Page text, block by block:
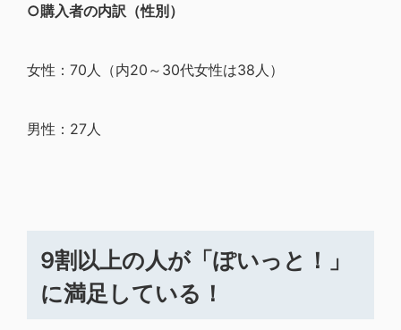
○購入者の内訳（性別）
女性：70人（内20～30代女性は38人）
男性：27人
9割以上の人が「ぽいっと！」
に満足している！